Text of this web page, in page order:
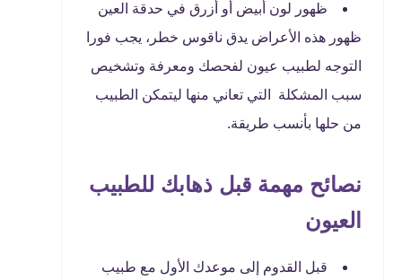
ظهور لون أبيض أو أزرق في حدقة العين
ظهور هذه الأعراض يدق ناقوس خطر، يجب فورا
التوجه لطبيب عيون لفحصك ومعرفة وتشخيص
سبب المشكلة التي تعاني منها ليتمكن الطبيب
من حلها بأنسب طريقة.
نصائح مهمة قبل ذهابك للطبيب
العيون
قبل القدوم إلى موعدك الأول مع طبيب